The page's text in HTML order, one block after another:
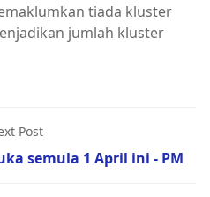
tiada kluster
jumlah kluster
Post
semula 1 April ini - PM